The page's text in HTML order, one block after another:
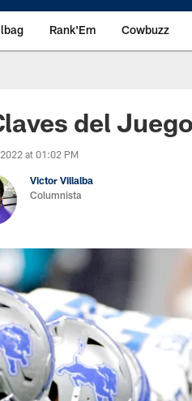
Rank'Em Cowbuzz
del
at 01:02 PM
Victor Villalba
Columnista